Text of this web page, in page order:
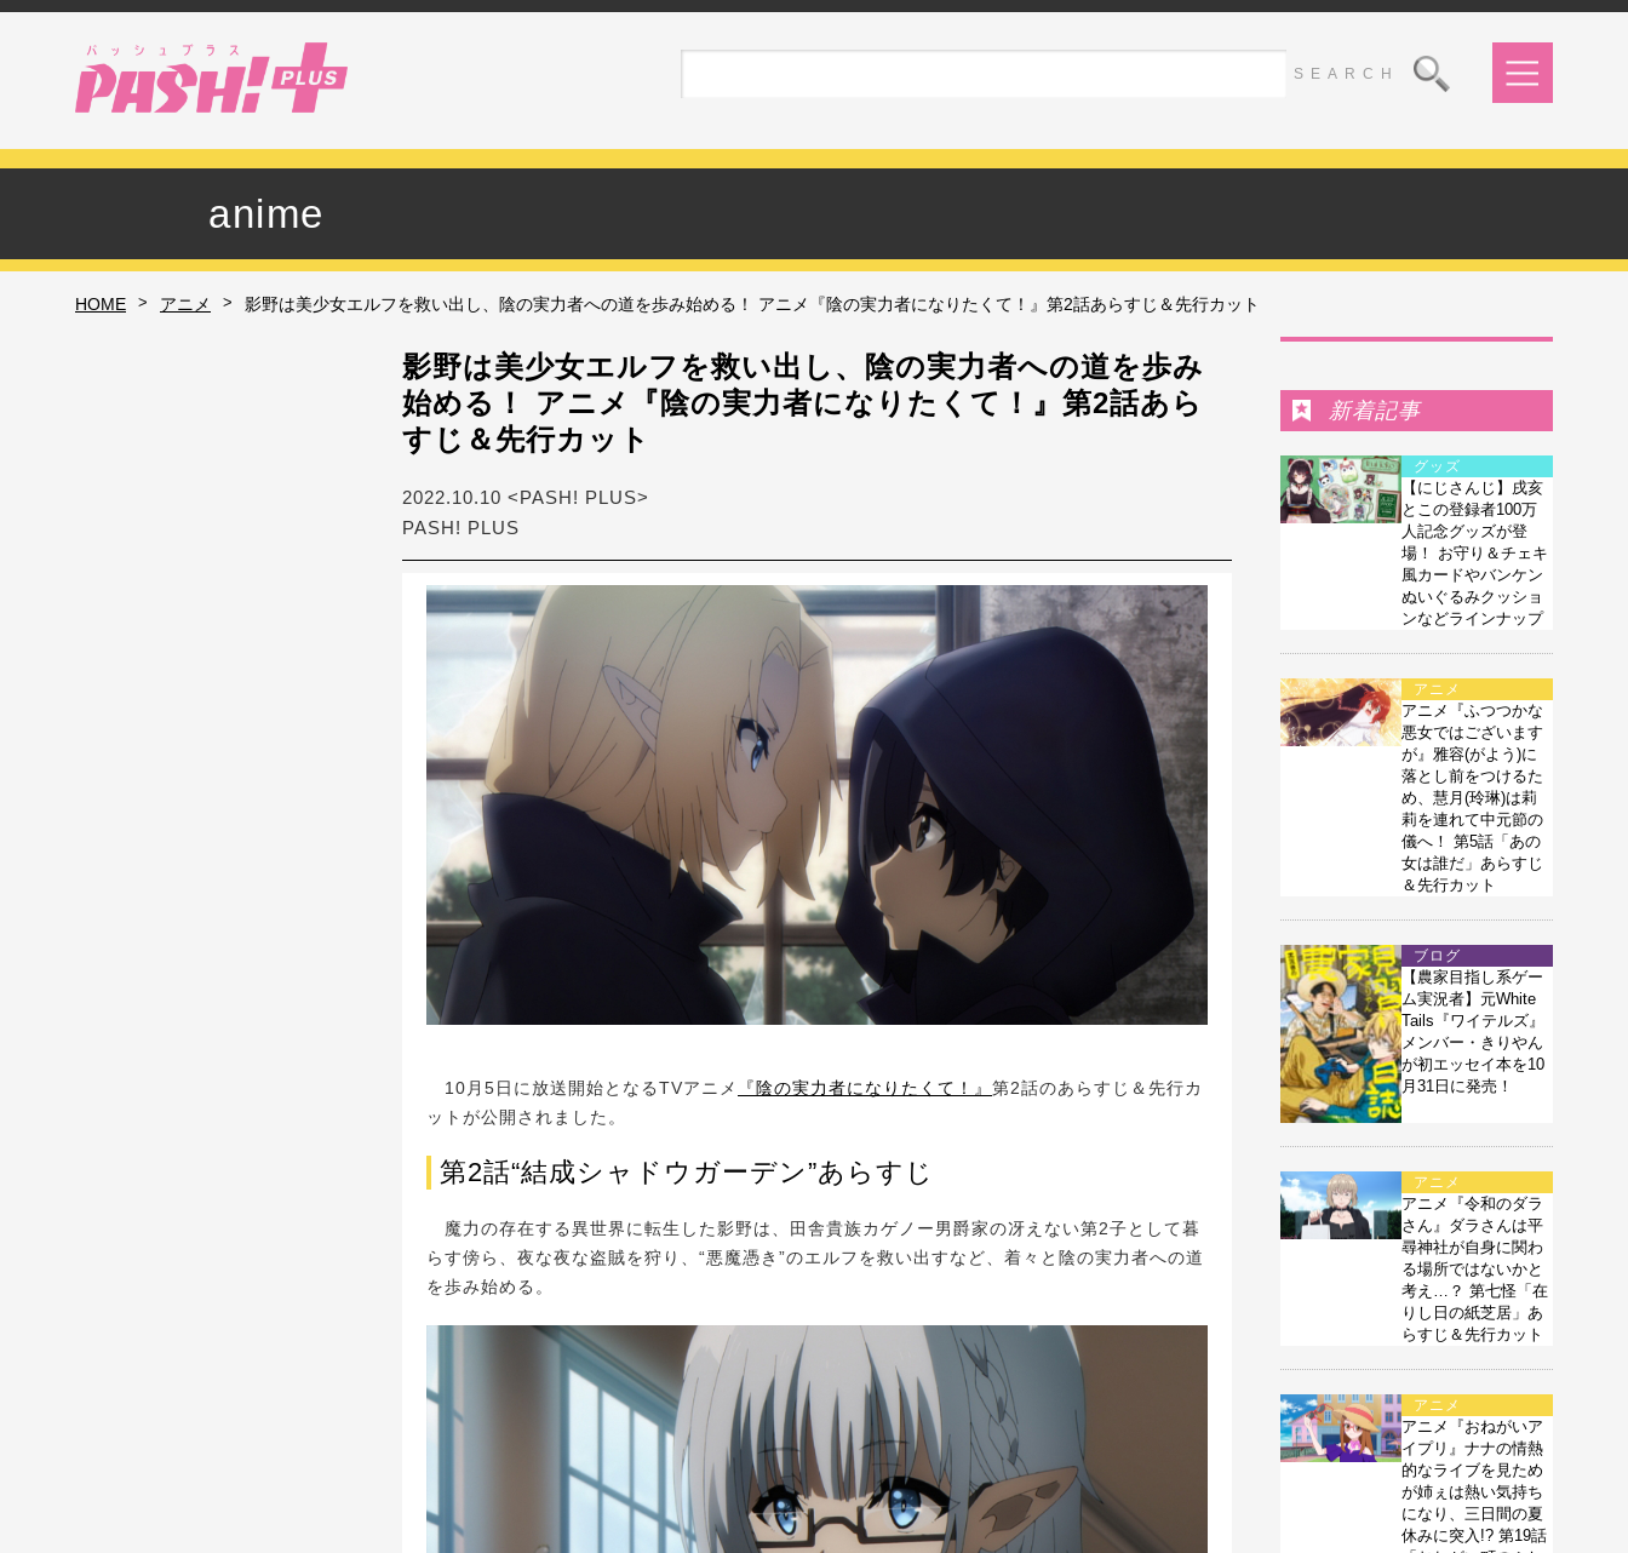
anime
HOME > アニメ > 影野は美少女エルフを救い出し、陰の実力者への道を歩み始める！ アニメ『陰の実力者になりたくて！』第2話あらすじ＆先行カット
影野は美少女エルフを救い出し、陰の実力者への道を歩み
始める！ アニメ『陰の実力者になりたくて！』第2話あら
すじ＆先行カット
2022.10.10 <PASH! PLUS>
PASH! PLUS
10月5日に放送開始となるTVアニメ 『陰の実力者になりたくて！』 第2話のあらすじ＆先行カ
ットが公開されました。
第2話“結成シャドウガーデン”あらすじ
魔力の存在する異世界に転生した影野は、田舎貴族カゲノー男爵家の冴えない第2子として暮
らす傍ら、夜な夜な盗賊を狩り、“悪魔憑き”のエルフを救い出すなど、着々と陰の実力者への道
を歩み始める。
新着記事
グッズ
【にじさんじ】戌亥
とこの登録者100万
人記念グッズが登
場！ お守り＆チェキ
風カードやバンケン
ぬいぐるみクッショ
ンなどラインナップ
アニメ
アニメ『ふつつかな
悪女ではございます
が』雅容(がよう)に
落とし前をつけるた
め、慧月(玲琳)は莉
莉を連れて中元節の
儀へ！ 第5話「あの
女は誰だ」あらすじ
＆先行カット
ブログ
【農家目指し系ゲー
ム実況者】元White
Tails『ワイテルズ』
メンバー・きりやん
が初エッセイ本を10
月31日に発売！
アニメ
アニメ『令和のダラ
さん』ダラさんは平
尋神社が自身に関わ
る場所ではないかと
考え…？ 第七怪「在
りし日の紙芝居」あ
らすじ＆先行カット
アニメ
アニメ『おねがいア
イプリ』ナナの情熱
的なライブを見ため
が姉ぇは熱い気持ち
になり、三日間の夏
休みに突入!? 第19話